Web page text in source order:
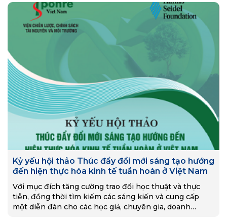
Kỷ yếu hội thảo Thúc đẩy đổi mới sáng tạo hướng
đến hiện thực hóa kinh tế tuần hoàn ở Việt Nam
Với mục đích tăng cường trao đổi học thuật và thực
tiễn, đồng thời tìm kiếm các sáng kiến và cung cấp
một diễn đàn cho các học giả, chuyên gia, doanh